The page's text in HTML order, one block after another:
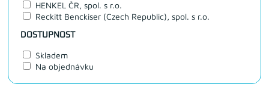
HENKEL ČR, spol. s r.o.
Reckitt Benckiser (Czech Republic), spol. s r.o.
DOSTUPNOST
Skladem
Na objednávku